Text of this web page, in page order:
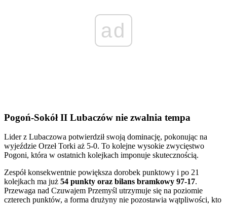
ad
Pogoń-Sokół II Lubaczów nie zwalnia tempa
Lider z Lubaczowa potwierdził swoją dominację, pokonując na
wyjeździe Orzeł Torki aż 5-0. To kolejne wysokie zwycięstwo
Pogoni, która w ostatnich kolejkach imponuje skutecznością.
Zespół konsekwentnie powiększa dorobek punktowy i po 21
kolejkach ma już 54 punkty oraz bilans bramkowy 97-17.
Przewaga nad Czuwajem Przemyśl utrzymuje się na poziomie
czterech punktów, a forma drużyny nie pozostawia wątpliwości, kto